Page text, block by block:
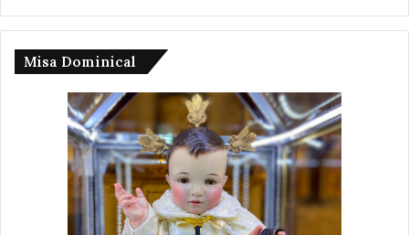
Misa Dominical